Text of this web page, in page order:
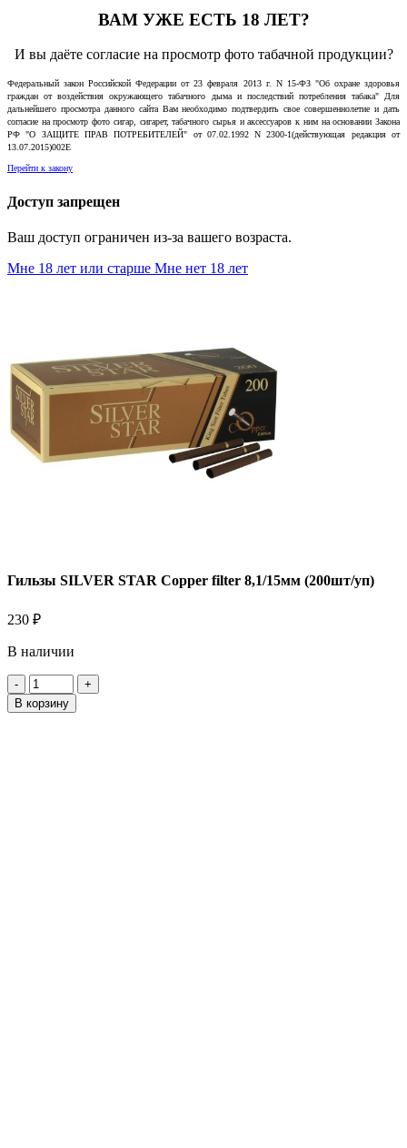
ВАМ УЖЕ ЕСТЬ 18 ЛЕТ?
И вы даёте согласие на просмотр фото табачной продукции?
Федеральный закон Российской Федерации от 23 февраля 2013 г. N 15-ФЗ "Об охране здоровья
граждан от воздействия окружающего табачного дыма и последствий потребления табака" Для
дальнейшего просмотра данного сайта Вам необходимо подтвердить свое совершеннолетие и дать
согласие на просмотр фото сигар, сигарет, табачного сырья и аксессуаров к ним на основании Закона
РФ "О ЗАЩИТЕ ПРАВ ПОТРЕБИТЕЛЕЙ" от 07.02.1992 N 2300-1(действующая редакция от
13.07.2015)002E
Перейти к закону
Доступ запрещен
Ваш доступ ограничен из-за вашего возраста.
Мне 18 лет или старше Мне нет 18 лет
Гильзы SILVER STAR Copper filter 8,1/15мм (200шт/уп)
230 ₽
В наличии
Количество
товара
Гильзы
В корзину